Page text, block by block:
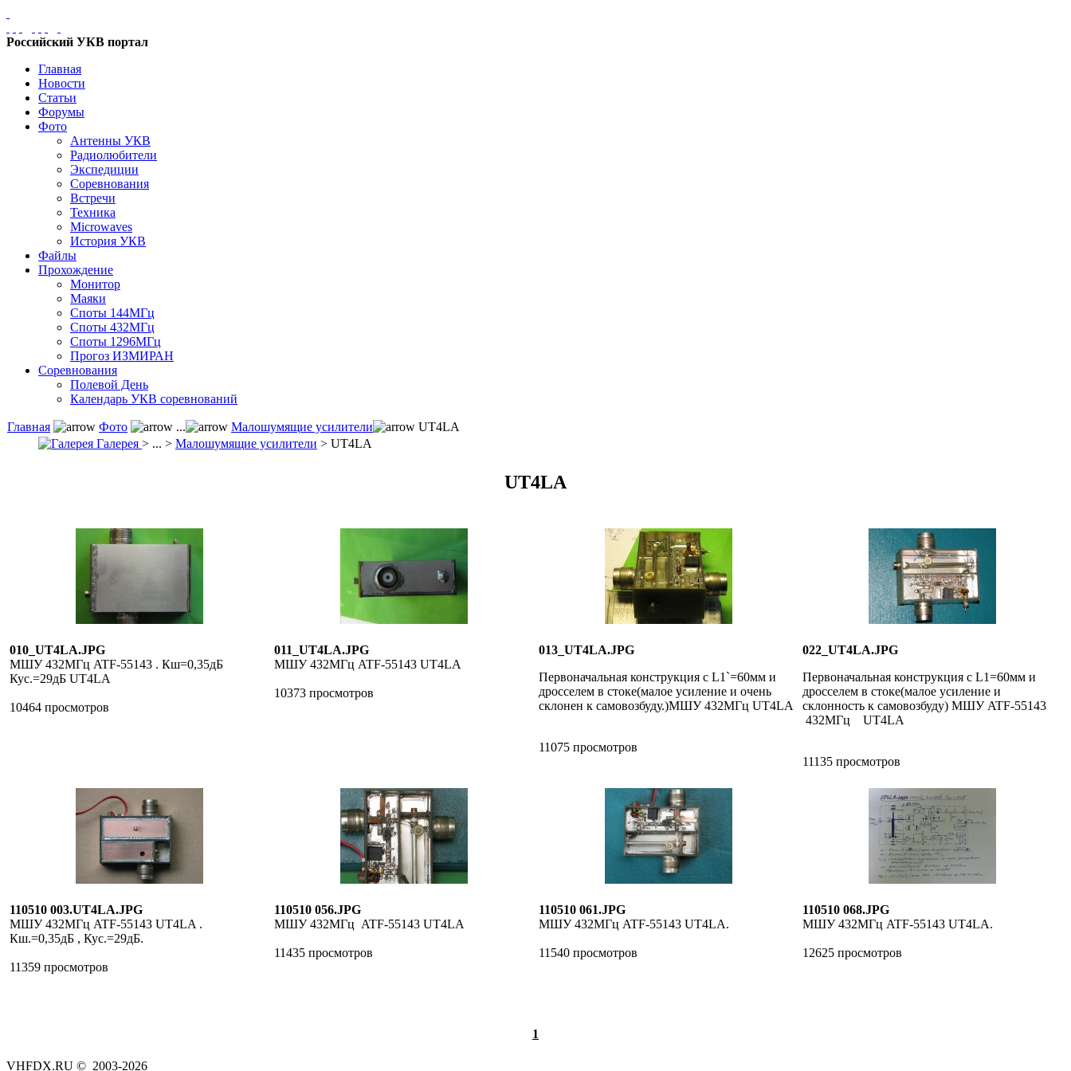
Российский УКВ портал
Главная
Новости
Статьи
Форумы
Фото
Антенны УКВ
Радиолюбители
Экспедиции
Соревнования
Встречи
Техника
Microwaves
История УКВ
Файлы
Прохождение
Монитор
Маяки
Споты 144МГц
Споты 432МГц
Споты 1296МГц
Прогоз ИЗМИРАН
Соревнования
Полевой День
Календарь УКВ соревнований
Главная Фото ... Малошумящие усилители
UT4LA
Галерея > ... > Малошумящие усилители > UT4LA
UT4LA
010_UT4LA.JPG
МШУ 432МГц ATF-55143 . Кш=0,35дБ
Кус.=29дБ UT4LA
10464 просмотров
011_UT4LA.JPG
МШУ 432МГц ATF-55143 UT4LA
10373 просмотров
013_UT4LA.JPG
Первоначальная конструкция с L1`=60мм и
дросселем в стоке(малое усиление и очень
склонен к самовозбуду.)МШУ 432МГц UT4LA
11075 просмотров
022_UT4LA.JPG
Первоначальная конструкция с L1=60мм и
дросселем в стоке(малое усиление и
склонность к самовозбуду) МШУ ATF-55143
432МГц UT4LA
11135 просмотров
110510 003.UT4LA.JPG
МШУ 432МГц ATF-55143 UT4LA .
Кш.=0,35дБ , Кус.=29дБ.
11359 просмотров
110510 056.JPG
МШУ 432МГц ATF-55143 UT4LA
11435 просмотров
110510 061.JPG
МШУ 432МГц ATF-55143 UT4LA.
11540 просмотров
110510 068.JPG
МШУ 432МГц ATF-55143 UT4LA.
12625 просмотров
1
VHFDX.RU © 2003-2026